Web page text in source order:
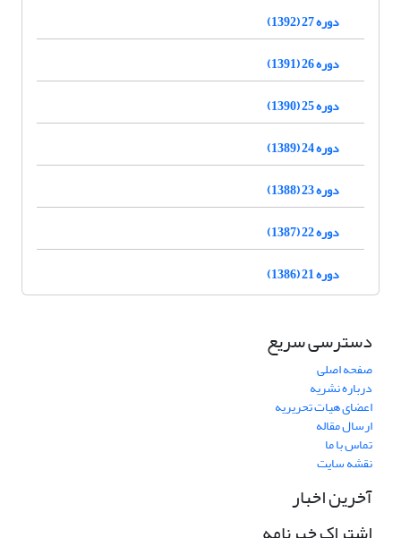
دوره 27 (1392)
دوره 26 (1391)
دوره 25 (1390)
دوره 24 (1389)
دوره 23 (1388)
دوره 22 (1387)
دوره 21 (1386)
دسترسی سریع
صفحه اصلی
درباره نشریه
اعضای هیات تحریریه
ارسال مقاله
تماس با ما
نقشه سایت
آخرین اخبار